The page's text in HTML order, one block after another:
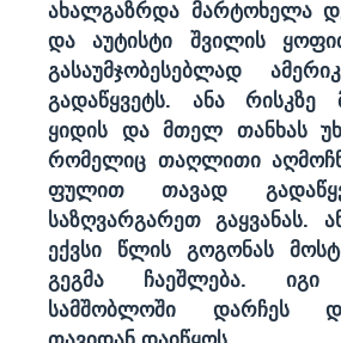
ახალგაზრდა მარტოხელა
და აუტისტი შვილის
გასაუმჯობესებლად
გადაწყვეტს. ანა რისკზე
ყიდის და მთელ თანხას
რომელიც თაღლითი
ფულით თავად
საზღვარგარეთ გაყვანას.
ექვსი წლის გოგონას
გეგმა ჩაეშლება. იგი
სამშობლოში დარჩეს